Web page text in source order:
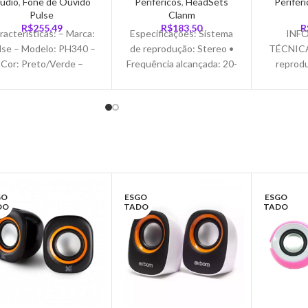
Pulse
R$255,49– Marca:
– Modelo: PH340 –
Cor: Preto/Verde –
para atender
Clanm
R$183,50
Especificações: Sistema
de reprodução: Stereo •
Frequência alcançada: 20-
• Saída máxima: 20 mW •
20KHz •
ESGO
TADO
ESGO
TADO